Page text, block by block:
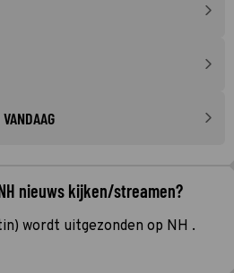
nieuws kijken/streamen?
wordt uitgezonden op NH .